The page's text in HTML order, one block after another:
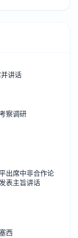
讲话
察调研
出席中非合作论
表主旨讲话
西